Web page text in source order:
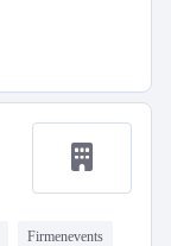
Firmenevents